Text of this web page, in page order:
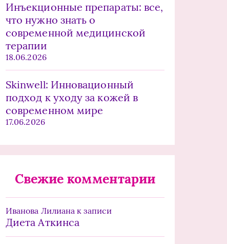
Инъекционные препараты: все,
что нужно знать о
современной медицинской
терапии
18.06.2026
Skinwell: Инновационный
подход к уходу за кожей в
современном мире
17.06.2026
Свежие комментарии
Иванова Лилиана к записи
Диета Аткинса